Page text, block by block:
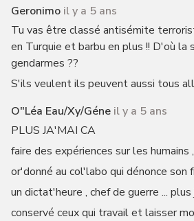
Geronimo il y a 5 ans
Tu vas être classé antisémite
en Turquie et barbu en plus !! D'où la
gendarmes ??
S'ils veulent ils peuvent aussi tous
O"léa Eau/xy/géne il y a 5 ans
PLUS JA'MAI CA
faire des expériences sur les humains
or'donné au col'labo qui dénonce son
un dictat'heure , chef de guerre ... plus
conservé ceux qui travail et laisser